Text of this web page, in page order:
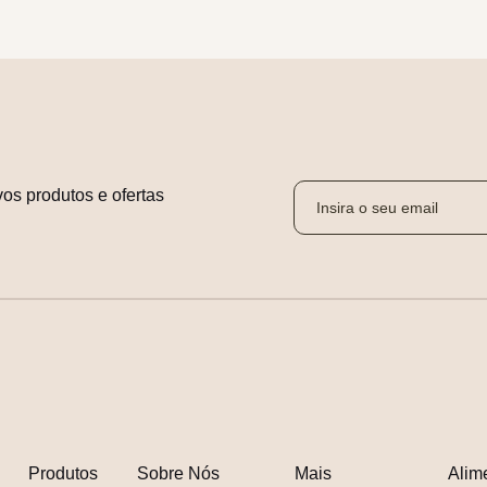
produtos e ofertas
Produtos Sobre Nós Mais